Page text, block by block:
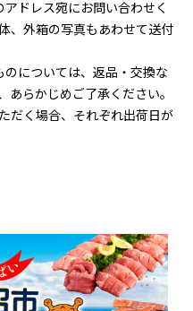
ドレス宛にお問い合わせく
、外箱の写真もあわせて送付
のについては、返品・交換な
あらかじめご了承ください。
だく場合、それぞれ出荷日が